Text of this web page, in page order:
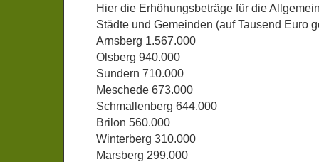
Hier die Erhöhungsbeträge für die
Städte und Gemeinden (auf Tausend Euro
Arnsberg 1.567.000
Olsberg 940.000
Sundern 710.000
Meschede 673.000
Schmallenberg 644.000
Brilon 560.000
Winterberg 310.000
Marsberg 299.000